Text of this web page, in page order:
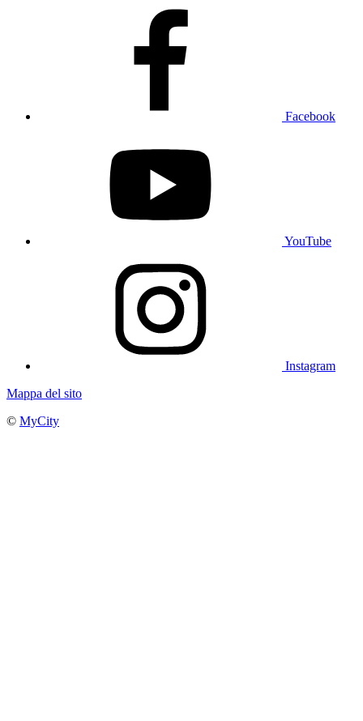
Facebook
YouTube
Instagram
Mappa del sito
© MyCity